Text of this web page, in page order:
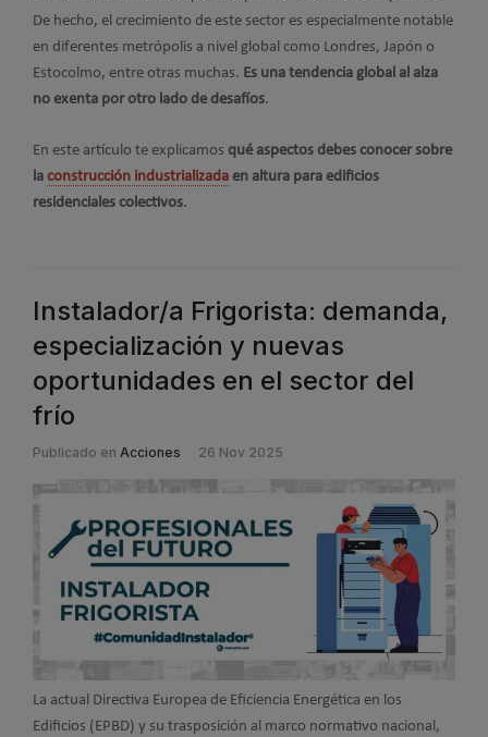
De hecho, el crecimiento de este sector es especialmente notable
en diferentes metrópolis a nivel global como Londres, Japón o
Estocolmo, entre otras muchas. Es una tendencia global al alza
no exenta por otro lado de desafíos.
En este artículo te explicamos qué aspectos debes conocer sobre
la construcción industrializada en altura para edificios
residenciales colectivos.
Instalador/a Frigorista: demanda,
especialización y nuevas
oportunidades en el sector del
frío
Publicado en Acciones 26 Nov 2025
La actual Directiva Europea de Eficiencia Energética en los
Edificios (EPBD) y su trasposición al marco normativo nacional,